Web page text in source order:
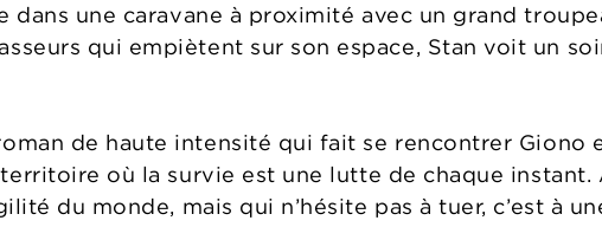
dans une caravane à proximité avec un grand
qui empiètent sur son espace, Stan voit un
de haute intensité qui fait se rencontrer Giono
où la survie est une lutte de chaque instant.
du monde, mais qui n’hésite pas à tuer, c’est à